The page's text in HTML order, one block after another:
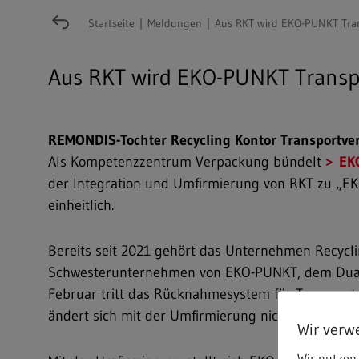
Freitext-Suche
Hit enter to search or ESC to close
Startseite | Meldungen | Aus RKT wird EKO-PUNKT
Aus RKT wird EKO-PUNKT
REMONDIS-Tochter Recycling Kontor
Als Kompetenzzentrum Verpackung bündelt
der Integration und Umfirmierung von RKT zu
einheitlich.
Bereits seit 2021 gehört das Unternehmen
Schwesterunternehmen von EKO-PUNKT, dem
Februar tritt das Rücknahmesystem für
ändert sich mit der Umfirmierung nichts. Sie
Wir